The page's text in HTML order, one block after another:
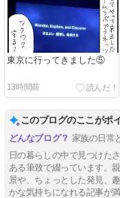
東京に行ってきました⑤
13時間前
このブログのここがポ
家族の日常
日の暮らしの中で見つけた
ある筆致で綴っています。
景や、ちょっとした発見、
かな気持ちになれる記事が